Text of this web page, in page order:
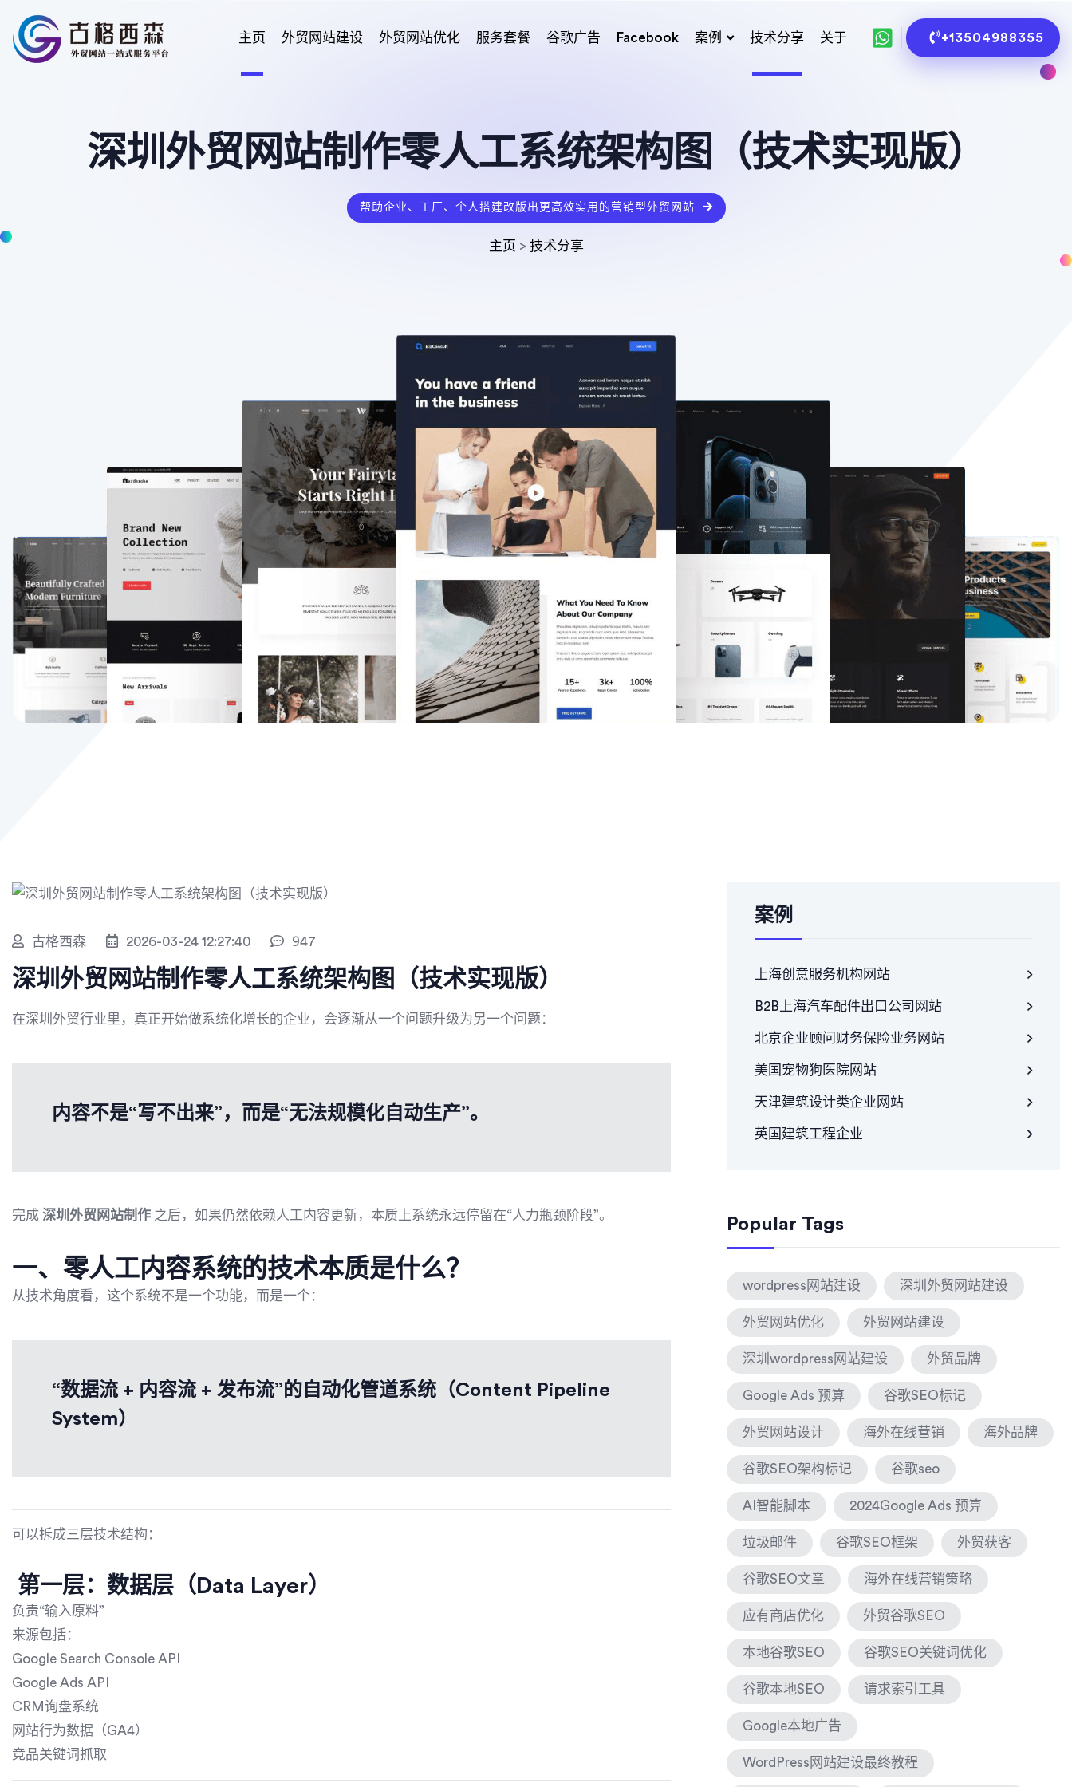
主页 外贸网站建设 外贸网站优化 服务套餐 谷歌广告 Facebook 案例 技术分享 关于 +13504988355
深圳外贸网站制作零人工系统架构图（技术实现版）
帮助企业、工厂、个人搭建改版出更高效实用的营销型外贸网站
主页 > 技术分享
古格西森 2026-03-24 12:27:40 947
深圳外贸网站制作零人工系统架构图（技术实现版）
在深圳外贸行业里，真正开始做系统化增长的企业，会逐渐从一个问题升级为另一个问题：
内容不是“写不出来”，而是“无法规模化自动生产”。
完成 深圳外贸网站制作 之后，如果仍然依赖人工内容更新，本质上系统永远停留在“人力瓶颈阶段”。
一、零人工内容系统的技术本质是什么？
从技术角度看，这个系统不是一个功能，而是一个：
“数据流 + 内容流 + 发布流”的自动化管道系统（Content Pipeline
System）
可以拆成三层技术结构：
第一层：数据层（Data Layer）
负责“输入原料”
来源包括：
Google Search Console API
Google Ads API
CRM询盘系统
网站行为数据（GA4）
竞品关键词抓取
案例
上海创意服务机构网站
B2B上海汽车配件出口公司网站
北京企业顾问财务保险业务网站
美国宠物狗医院网站
天津建筑设计类企业网站
英国建筑工程企业
Popular Tags
wordpress网站建设 深圳外贸网站建设
外贸网站优化 外贸网站建设
深圳wordpress网站建设 外贸品牌
Google Ads 预算 谷歌SEO标记
外贸网站设计 海外在线营销 海外品牌
谷歌SEO架构标记 谷歌seo
AI智能脚本 2024Google Ads 预算
垃圾邮件 谷歌SEO框架 外贸获客
谷歌SEO文章 海外在线营销策略
应有商店优化 外贸谷歌SEO
本地谷歌SEO 谷歌SEO关键词优化
谷歌本地SEO 请求索引工具
Google本地广告
WordPress网站建设最终教程